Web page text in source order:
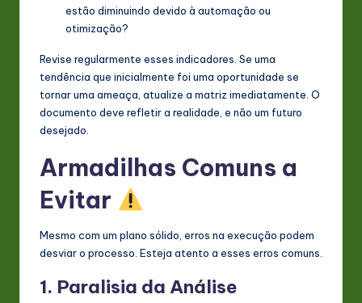
estão diminuindo devido à automação ou
otimização?
Revise regularmente esses indicadores. Se uma
tendência que inicialmente foi uma oportunidade se
tornar uma ameaça, atualize a matriz imediatamente. O
documento deve refletir a realidade, e não um futuro
desejado.
Armadilhas Comuns a
Evitar
Mesmo com um plano sólido, erros na execução podem
desviar o processo. Esteja atento a esses erros comuns.
1. Paralisia da Análise